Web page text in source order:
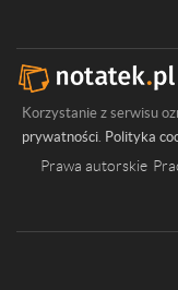
Korzystanie z serwisu
prywatności Polityka
Prawa autorskie